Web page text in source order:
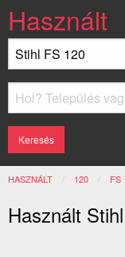
Használt
HASZNÁLT 120 FS
Használt